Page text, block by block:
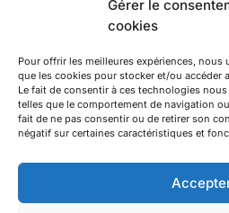
Gérer le
cookies
Pour offrir les meilleures expériences,
que les cookies pour stocker et/ou accéder
Le fait de consentir à ces technologies
telles que le comportement de navigation
fait de ne pas consentir ou de retirer son
négatif sur certaines caractéristiques et
Téléphone : 04 78 53 06 40